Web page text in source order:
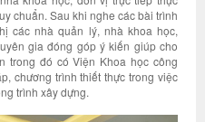
chuẩn. Sau khi nghe các bài trình
các nhà quản lý, nhà khoa học,
gia đóng góp ý kiến giúp cho
trong đó có Viện Khoa học công
chương trình thiết thực trong việc
trình xây dựng.